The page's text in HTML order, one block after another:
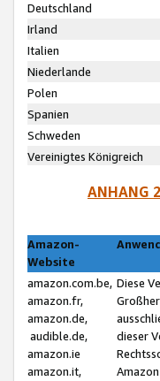
Deutschland
Irland
Italien
Niederlande
Polen
Spanien
Schweden
Vereinigtes Königreich
ANHANG
Amazon-
Website
amazon.com.be,
amazon.fr,
amazon.de,
audible.de,
amazon.ie
amazon.it,
Diese
dieser